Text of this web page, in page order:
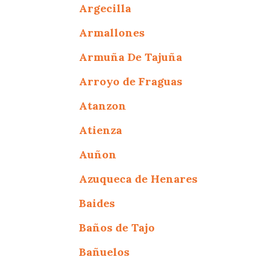
Argecilla
Armallones
Armuña De Tajuña
Arroyo de Fraguas
Atanzon
Atienza
Auñon
Azuqueca de Henares
Baides
Baños de Tajo
Bañuelos